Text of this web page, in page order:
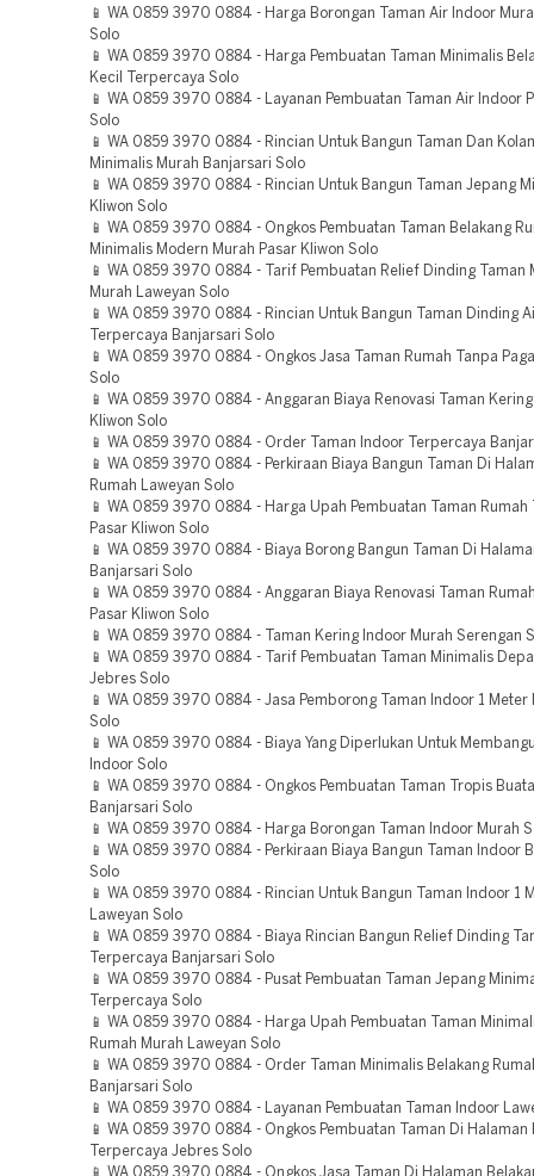
📱 WA 0859 3970 0884 - Harga Borongan Taman Air Indoor
Solo
📱 WA 0859 3970 0884 - Harga Pembuatan Taman Minimalis
Kecil Terpercaya Solo
📱 WA 0859 3970 0884 - Layanan Pembuatan Taman Air Indoor
Solo
📱 WA 0859 3970 0884 - Rincian Untuk Bangun Taman Dan
Minimalis Murah Banjarsari Solo
📱 WA 0859 3970 0884 - Rincian Untuk Bangun Taman Jepang
Kliwon Solo
📱 WA 0859 3970 0884 - Ongkos Pembuatan Taman Belakang
Minimalis Modern Murah Pasar Kliwon Solo
📱 WA 0859 3970 0884 - Tarif Pembuatan Relief Dinding Taman
Murah Laweyan Solo
📱 WA 0859 3970 0884 - Rincian Untuk Bangun Taman Dinding
Terpercaya Banjarsari Solo
📱 WA 0859 3970 0884 - Ongkos Jasa Taman Rumah Tanpa
Solo
📱 WA 0859 3970 0884 - Anggaran Biaya Renovasi Taman
Kliwon Solo
📱 WA 0859 3970 0884 - Order Taman Indoor Terpercaya
📱 WA 0859 3970 0884 - Perkiraan Biaya Bangun Taman Di
Rumah Laweyan Solo
📱 WA 0859 3970 0884 - Harga Upah Pembuatan Taman Rumah
Pasar Kliwon Solo
📱 WA 0859 3970 0884 - Biaya Borong Bangun Taman Di
Banjarsari Solo
📱 WA 0859 3970 0884 - Anggaran Biaya Renovasi Taman
Pasar Kliwon Solo
📱 WA 0859 3970 0884 - Taman Kering Indoor Murah Serengan
📱 WA 0859 3970 0884 - Tarif Pembuatan Taman Minimalis
Jebres Solo
📱 WA 0859 3970 0884 - Jasa Pemborong Taman Indoor 1 Meter
Solo
📱 WA 0859 3970 0884 - Biaya Yang Diperlukan Untuk
Indoor Solo
📱 WA 0859 3970 0884 - Ongkos Pembuatan Taman Tropis
Banjarsari Solo
📱 WA 0859 3970 0884 - Harga Borongan Taman Indoor Murah
📱 WA 0859 3970 0884 - Perkiraan Biaya Bangun Taman Indoor
Solo
📱 WA 0859 3970 0884 - Rincian Untuk Bangun Taman Indoor 1
Laweyan Solo
📱 WA 0859 3970 0884 - Biaya Rincian Bangun Relief Dinding
Terpercaya Banjarsari Solo
📱 WA 0859 3970 0884 - Pusat Pembuatan Taman Jepang
Terpercaya Solo
📱 WA 0859 3970 0884 - Harga Upah Pembuatan Taman
Rumah Murah Laweyan Solo
📱 WA 0859 3970 0884 - Order Taman Minimalis Belakang
Banjarsari Solo
📱 WA 0859 3970 0884 - Layanan Pembuatan Taman Indoor
📱 WA 0859 3970 0884 - Ongkos Pembuatan Taman Di Halaman
Terpercaya Jebres Solo
📱 WA 0859 3970 0884 - Ongkos Jasa Taman Di Halaman